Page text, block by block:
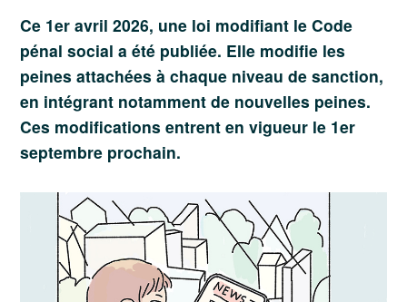
Ce 1er avril 2026, une loi modifiant le Code
pénal social a été publiée. Elle modifie les
peines attachées à chaque niveau de sanction,
en intégrant notamment de nouvelles peines.
Ces modifications entrent en vigueur le 1er
septembre prochain.